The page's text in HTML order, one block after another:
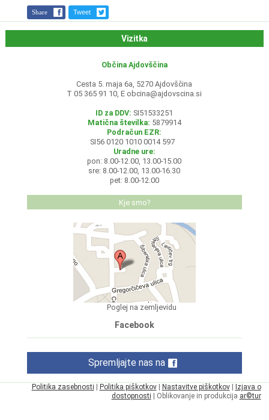
Share Tweet
Vizitka
Občina Ajdovščina
Cesta 5. maja 6a, 5270 Ajdovščina
T 05 365 91 10, E obcina@ajdovscina.si
ID za DDV: SI51533251
Matična številka: 5879914
Podračun EZR:
SI56 0120 1010 0014 597
Uradne ure:
pon: 8.00-12.00, 13.00-15.00
sre: 8.00-12.00, 13.00-16.30
pet: 8.00-12.00
Kje smo?
Poglej na zemljevidu
Facebook
Spremljajte nas na
Politika zasebnosti Politika piškotkov| Nastavitve piškotkov|
Izjava o
dostopnosti | Oblikovanje in produkcija ar©tur